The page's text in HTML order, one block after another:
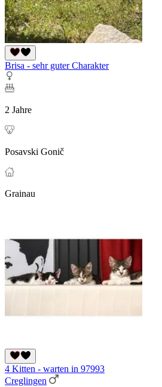
Brisa - sehr guter Charakter
2 Jahre
Posavski Gonič
Grainau
4 Kitten - warten in 97993
Creglingen